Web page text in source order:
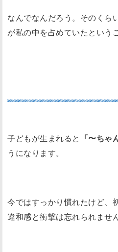
なんでなんだろう。そのくら
が私の中を占めていたという
子どもが生まれると 「〜ちゃ
うになります。
今ではすっかり慣れたけど、
違和感と衝撃は忘れられません